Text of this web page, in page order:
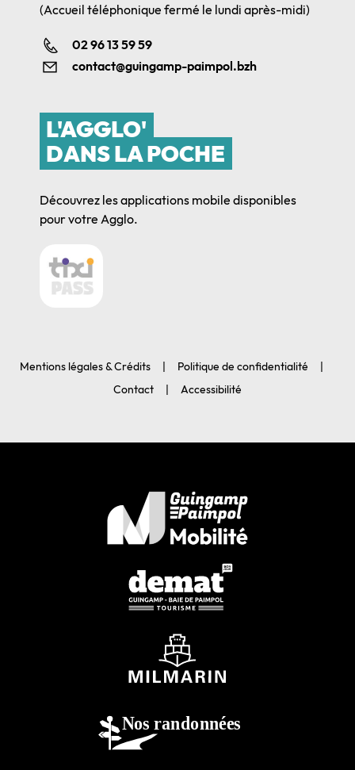
(Accueil téléphonique fermé le lundi après-midi)
02 96 13 59 59
contact@guingamp-paimpol.bzh
L'AGGLO'
DANS LA POCHE
Découvrez les applications mobile disponibles
pour votre Agglo.
Mentions légales & Crédits
Politique de confidentialité
Contact
Accessibilité